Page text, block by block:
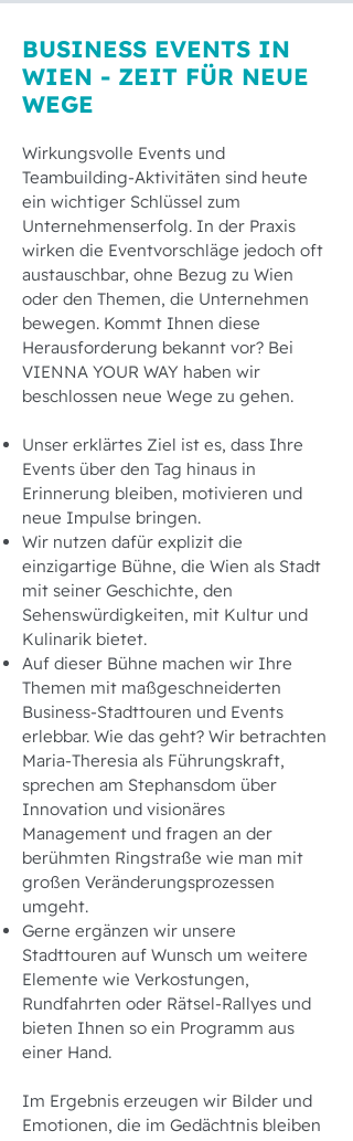
BUSINESS EVENTS IN
WIEN - ZEIT FÜR NEUE
WEGE
Wirkungsvolle Events und
Teambuilding-Aktivitäten sind heute
ein wichtiger Schlüssel zum
Unternehmenserfolg. In der Praxis
wirken die Eventvorschläge jedoch oft
austauschbar, ohne Bezug zu Wien
oder den Themen, die Unternehmen
bewegen. Kommt Ihnen diese
Herausforderung bekannt vor? Bei
VIENNA YOUR WAY haben wir
beschlossen neue Wege zu gehen.
Unser erklärtes Ziel ist es, dass Ihre
Events über den Tag hinaus in
Erinnerung bleiben, motivieren und
neue Impulse bringen.
Wir nutzen dafür explizit die
einzigartige Bühne, die Wien als Stadt
mit seiner Geschichte, den
Sehenswürdigkeiten, mit Kultur und
Kulinarik bietet.
Auf dieser Bühne machen wir Ihre
Themen mit maßgeschneiderten
Business-Stadttouren und Events
erlebbar. Wie das geht? Wir betrachten
Maria-Theresia als Führungskraft,
sprechen am Stephansdom über
Innovation und visionäres
Management und fragen an der
berühmten Ringstraße wie man mit
großen Veränderungsprozessen
umgeht.
Gerne ergänzen wir unsere
Stadttouren auf Wunsch um weitere
Elemente wie Verkostungen,
Rundfahrten oder Rätsel-Rallyes und
bieten Ihnen so ein Programm aus
einer Hand.
Im Ergebnis erzeugen wir Bilder und
Emotionen, die im Gedächtnis bleiben